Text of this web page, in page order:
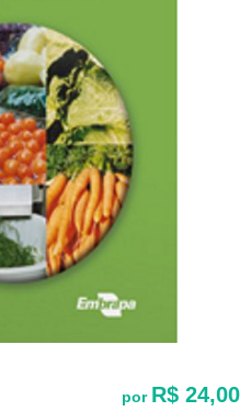
por R$ 24,00